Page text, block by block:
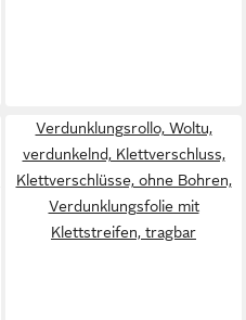
Verdunklungsrollo, Woltu,
verdunkelnd, Klettverschluss,
Klettverschlüsse, ohne Bohren,
Verdunklungsfolie mit
Klettstreifen, tragbar